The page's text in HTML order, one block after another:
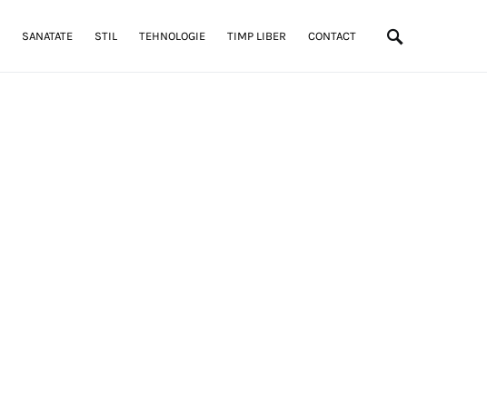
SANATATE STIL TEHNOLOGIE TIMP LIBER CONTACT